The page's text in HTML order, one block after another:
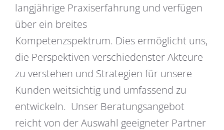
langjährige Praxiserfahrung und verfügen
über ein breites
Kompetenzspektrum. Dies ermöglicht uns,
die Perspektiven verschiedenster Akteure
zu verstehen und Strategien für unsere
Kunden weitsichtig und umfassend zu
entwickeln. Unser Beratungsangebot
reicht von der Auswahl geeigneter Partner